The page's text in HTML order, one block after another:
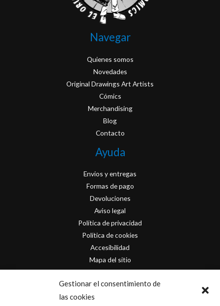
Gestionar el consentimiento de
las cookies
Navegar
Quienes somos
Novedades
Original Drawings Art Artists
Cómics
Merchandising
Blog
Contacto
Ayuda
Envios y entregas
Formas de pago
Devoluciones
Aviso legal
Política de privacidad
Política de cookies
Accesibilidad
Mapa del sitio
Contacto
info@originofcomics.com